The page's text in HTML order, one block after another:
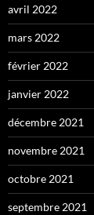
avril 2022
mars 2022
février 2022
janvier 2022
décembre 2021
novembre 2021
octobre 2021
septembre 2021